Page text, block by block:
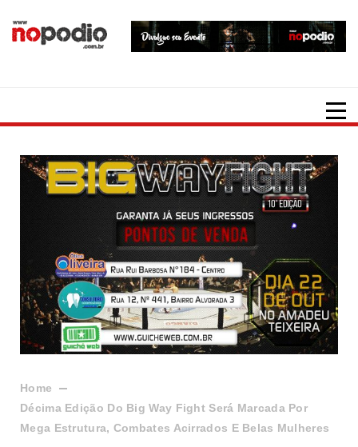
Home
Décima Edição Do Big Way Fight Será Marcada Por
Mega Estrutura, Combates Acirrados E Belas Mulheres